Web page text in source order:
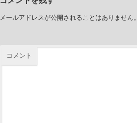
メールアドレスが公開されることはありません。
コメント